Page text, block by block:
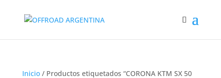
Inicio/ Productos etiquetados “CORONA KTM SX 50